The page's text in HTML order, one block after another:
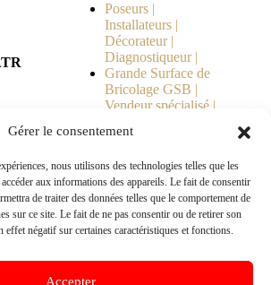
Gérer le consentement
nous utilisons des technologies telles que les
aux informations des appareils. Le fait de consentir
de traiter des données telles que le comportement de
sur ce site. Le fait de ne pas consentir ou de retirer son
effet négatif sur certaines caractéristiques et fonctions.
Accepter
Poseurs |
Installateurs |
Décorateur |
Diagnostiqueur |
Grande Surface de
Bricolage GSB |
Vendeur spécialisé |
Copropriété | MOE |
en Travaux |
Fabricants | Marque |
droits réservés.